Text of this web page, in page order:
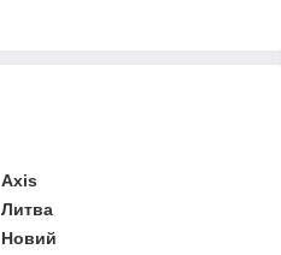
Axis
Литва
Новий